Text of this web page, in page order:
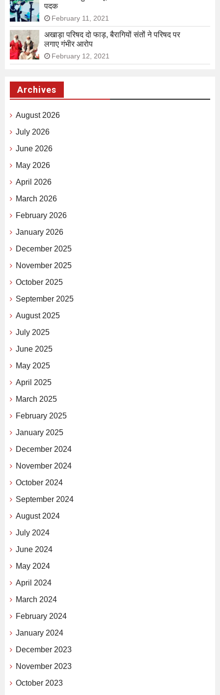
पदक
February 11, 2021
अखाड़ा परिषद दो फाड़, बैरागियों संतों ने परिषद पर
लगाए गंभीर आरोप
February 12, 2021
Archives
August 2026
July 2026
June 2026
May 2026
April 2026
March 2026
February 2026
January 2026
December 2025
November 2025
October 2025
September 2025
August 2025
July 2025
June 2025
May 2025
April 2025
March 2025
February 2025
January 2025
December 2024
November 2024
October 2024
September 2024
August 2024
July 2024
June 2024
May 2024
April 2024
March 2024
February 2024
January 2024
December 2023
November 2023
October 2023